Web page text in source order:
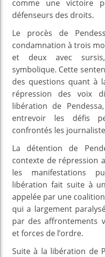
comme une victoire
défenseurs des droits.
Le procès de
condamnation à trois
et deux avec
symbolique. Cette
des questions quant à
répression des voix
libération de
entrevoir les défis
confrontés les
La détention de
contexte de répression
les manifestations
libération fait suite à
appelée par une
qui a largement
par des affrontements
et forces de l’ordre.
Suite à la libération de